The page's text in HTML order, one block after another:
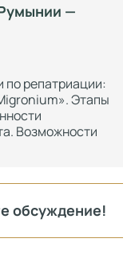
—
по репатриации:
Этапы
Возможности
обсуждение!